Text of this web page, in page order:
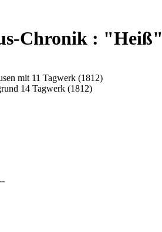
Chronik : "Heiß"
mit 11 Tagwerk (1812)
14 Tagwerk (1812)